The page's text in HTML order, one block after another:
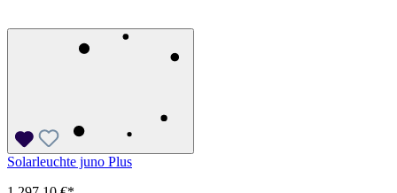
Solarleuchte juno Plus